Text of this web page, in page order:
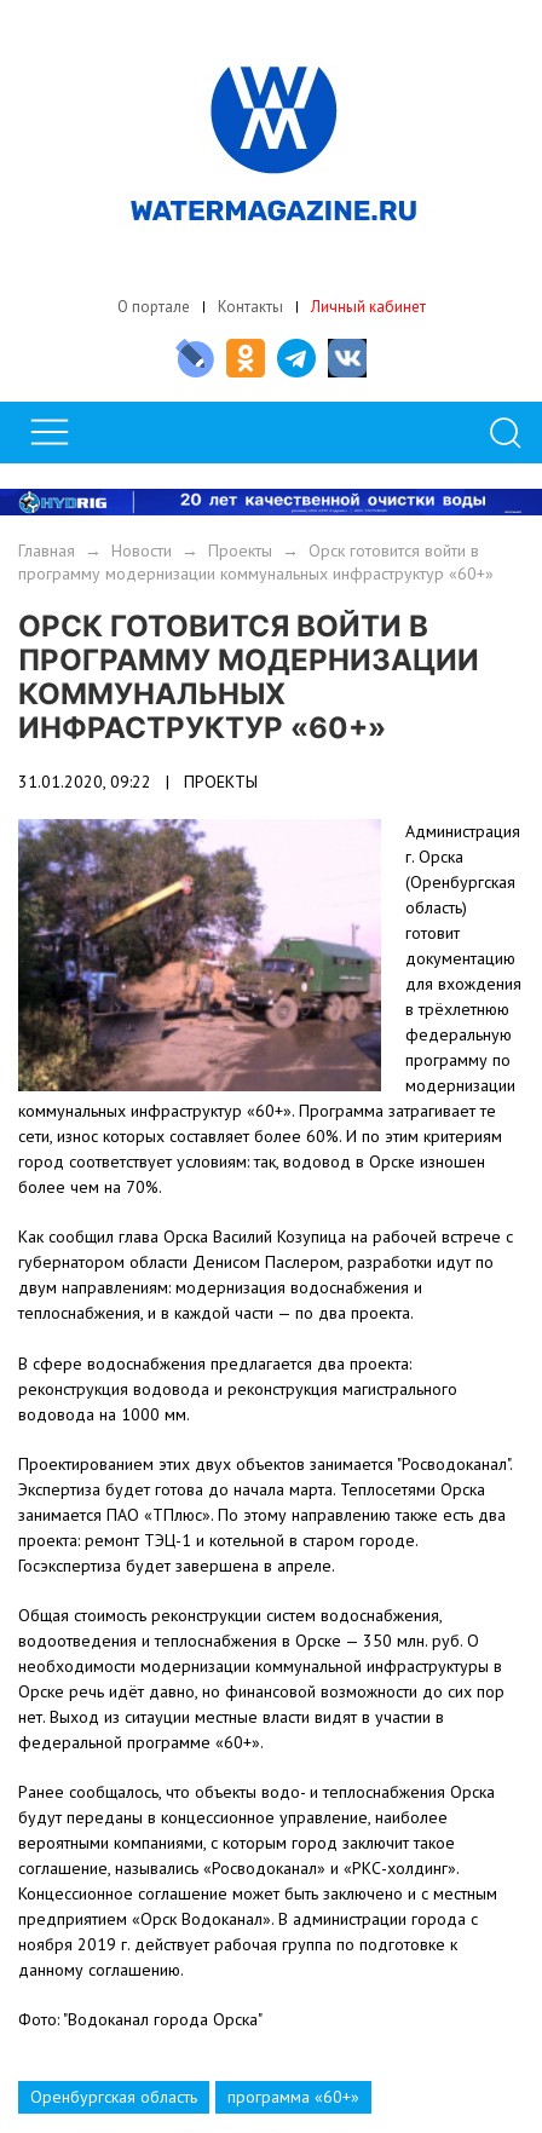
О портале Контакты Личный кабинет
Главная → Новости → Проекты → Орск готовится войти в
программу модернизации коммунальных инфраструктур «60+»
ОРСК ГОТОВИТСЯ ВОЙТИ В
ПРОГРАММУ МОДЕРНИЗАЦИИ
КОММУНАЛЬНЫХ
ИНФРАСТРУКТУР «60+»
31.01.2020, 09:22 | ПРОЕКТЫ
Администрация
г. Орска
(Оренбургская
область)
готовит
документацию
для вхождения
в трёхлетнюю
федеральную
программу по
модернизации
коммунальных инфраструктур «60+». Программа затрагивает те
сети, износ которых составляет более 60%. И по этим критериям
город соответствует условиям: так, водовод в Орске изношен
более чем на 70%.
Как сообщил глава Орска Василий Козупица на рабочей встрече с
губернатором области Денисом Паслером, разработки идут по
двум направлениям: модернизация водоснабжения и
теплоснабжения, и в каждой части — по два проекта.
В сфере водоснабжения предлагается два проекта:
реконструкция водовода и реконструкция магистрального
водовода на 1000 мм.
Проектированием этих двух объектов занимается "Росводоканал".
Экспертиза будет готова до начала марта. Теплосетями Орска
занимается ПАО «ТПлюс». По этому направлению также есть два
проекта: ремонт ТЭЦ-1 и котельной в старом городе.
Госэкспертиза будет завершена в апреле.
Общая стоимость реконструкции систем водоснабжения,
водоотведения и теплоснабжения в Орске — 350 млн. руб. О
необходимости модернизации коммунальной инфраструктуры в
Орске речь идёт давно, но финансовой возможности до сих пор
нет. Выход из ситауции местные власти видят в участии в
федеральной программе «60+».
Ранее сообщалось, что объекты водо- и теплоснабжения Орска
будут переданы в концессионное управление, наиболее
вероятными компаниями, с которым город заключит такое
соглашение, назывались «Росводоканал» и «РКС-холдинг».
Концессионное соглашение может быть заключено и с местным
предприятием «Орск Водоканал». В администрации города с
ноября 2019 г. действует рабочая группа по подготовке к
данному соглашению.
Фото: "Водоканал города Орска"
Оренбургская область программа «60+»